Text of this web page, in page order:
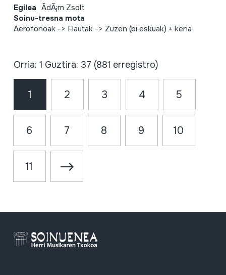
Egilea ÃdÃ¡m Zsolt
Soinu-tresna mota
Aerofonoak -> Flautak -> Zuzen (bi eskuak) + kena
Orria: 1 Guztira: 37 (881 erregistro)
1 2 3 4 5
6 7 8 9 10
11